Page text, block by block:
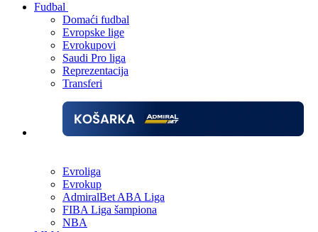
Fudbal
Domaći fudbal
Evropske lige
Evrokupovi
Saudi Pro liga
Reprezentacija
Transferi
Evroliga
Evrokup
AdmiralBet ABA Liga
FIBA Liga šampiona
NBA